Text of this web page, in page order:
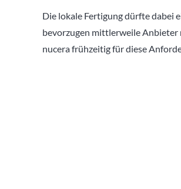
Die lokale Fertigung dürfte dabei
bevorzugen mittlerweile Anbieter
nucera frühzeitig für diese